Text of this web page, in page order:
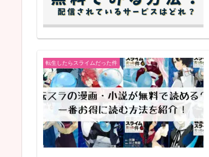
転生したらスライムだった件